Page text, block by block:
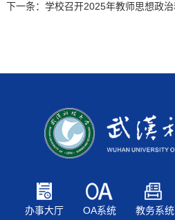
下一条： 学校召开2025年教师思想政
办事大厅 OA系统 教务系统